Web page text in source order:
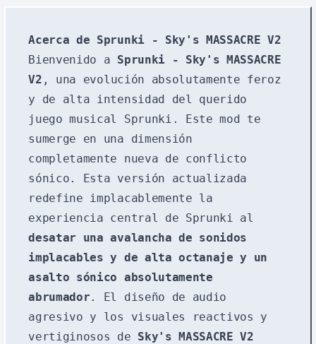
Acerca de Sprunki - Sky's MASSACRE V2
Bienvenido a Sprunki - Sky's MASSACRE
V2 , una evolución absolutamente feroz
y de alta intensidad del querido
juego musical Sprunki. Este mod te
sumerge en una dimensión
completamente nueva de conflicto
sónico. Esta versión actualizada
redefine implacablemente la
experiencia central de Sprunki al
desatar una avalancha de sonidos
implacables y de alta octanaje y un
asalto sónico absolutamente
abrumador. El diseño de audio
agresivo y los visuales reactivos y
vertiginosos de Sky's MASSACRE V2